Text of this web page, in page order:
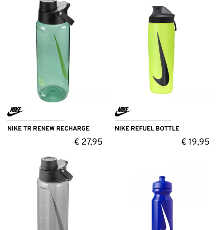
NIKE TR RENEW RECHARGE
€27,95
NIKE REFUEL BOTTLE
€19,95